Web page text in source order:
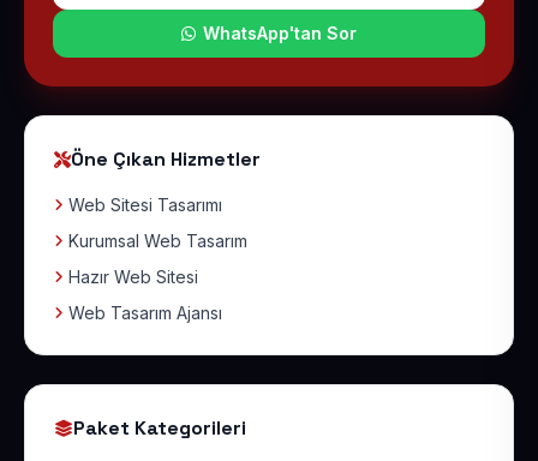
WhatsApp'tan Sor
Öne Çıkan Hizmetler
Web Sitesi Tasarımı
Kurumsal Web Tasarım
Hazır Web Sitesi
Web Tasarım Ajansı
Paket Kategorileri